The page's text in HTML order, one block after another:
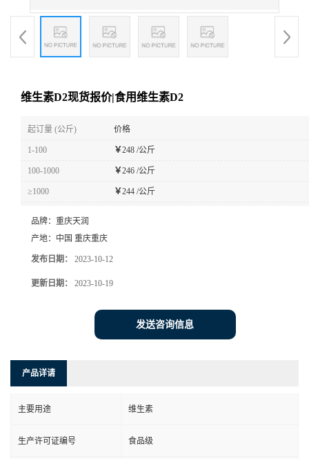
维生素D2现货报价|食用维生素D2
起订量 (公斤) 价格
1-100 ￥248 /公斤
100-1000 ￥246 /公斤
≥1000 ￥244 /公斤
品牌： 重庆天润
产地： 中国 重庆重庆
发布日期： 2023-10-12
更新日期： 2023-10-19
发送咨询信息
产品详请
主要用途 维生素
生产许可证编号 食品级